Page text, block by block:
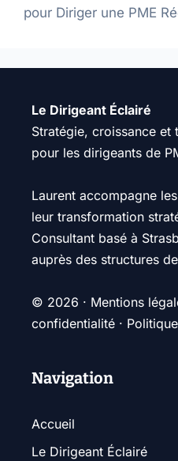
pour Diriger une PME
Le Dirigeant Éclairé
Stratégie, croissance
pour les dirigeants de
Laurent accompagne
leur transformation
Consultant basé à
auprès des structures
© 2026 · Mentions
confidentialité ·
Navigation
Accueil
Le Dirigeant Éclairé